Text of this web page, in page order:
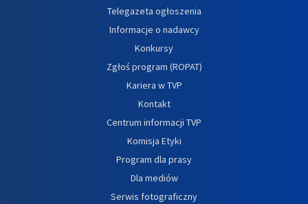
Telegazeta ogłoszenia
Informacje o nadawcy
Konkursy
Zgłoś program (ROPAT)
Kariera w TVP
Kontakt
Centrum informacji TVP
Komisja Etyki
Program dla prasy
Dla mediów
Serwis fotograficzny